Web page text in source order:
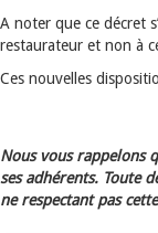
A noter que ce décret
restaurateur et non à
Ces nouvelles
Nous vous rappelons
ses adhérents. Toute
ne respectant pas